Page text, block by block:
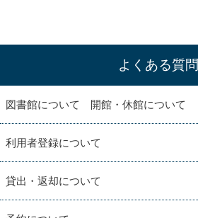
よくある質問
図書館について 開館・休館について
利用者登録について
貸出・返却について